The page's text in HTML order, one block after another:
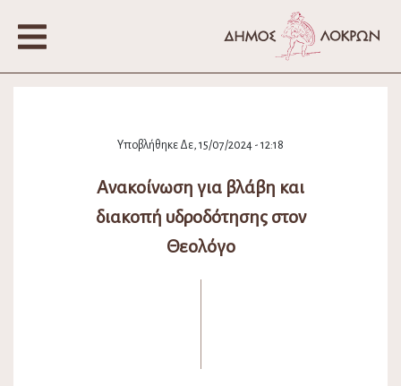
Υποβλήθηκε Δε, 15/07/2024 - 12:18
Ανακοίνωση για βλάβη και
διακοπή υδροδότησης στον
Θεολόγο